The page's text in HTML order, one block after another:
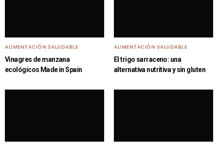
ALIMENTACIÓN SALUDABLE
Vinagres de manzana
ecológicos Made in Spain
ALIMENTACIÓN SALUDABLE
El trigo sarraceno: una
alternativa nutritiva y sin gluten